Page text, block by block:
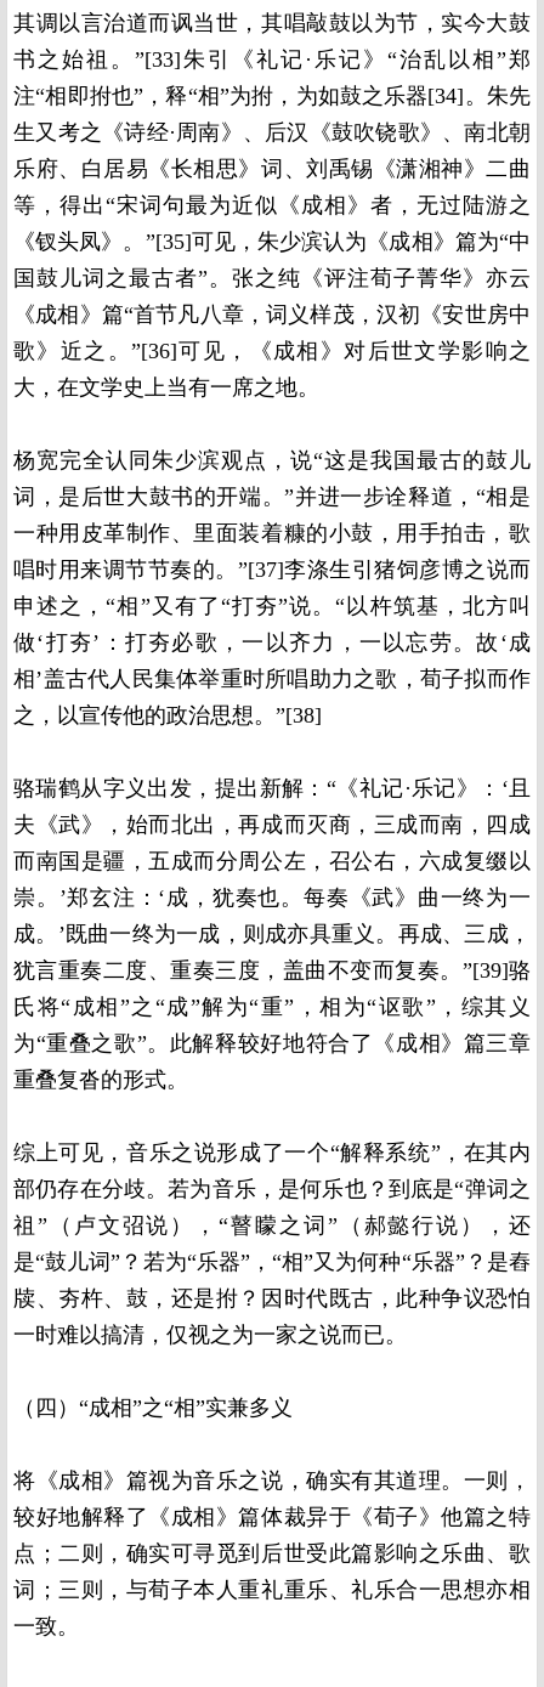
其调以言治道而讽当世，其唱敲鼓以为节，实今大鼓
书之始祖。”[33]朱引《礼记·乐记》“治乱以相”郑
注“相即拊也”，释“相”为拊，为如鼓之乐器[34]。朱先
生又考之《诗经·周南》、后汉《鼓吹铙歌》、南北朝
乐府、白居易《长相思》词、刘禹锡《潇湘神》二曲
等，得出“宋词句最为近似《成相》者，无过陆游之
《钗头凤》。”[35]可见，朱少滨认为《成相》篇为“中
国鼓儿词之最古者”。张之纯《评注荀子菁华》亦云
《成相》篇“首节凡八章，词义样茂，汉初《安世房中
歌》近之。”[36]可见，《成相》对后世文学影响之
大，在文学史上当有一席之地。
杨宽完全认同朱少滨观点，说“这是我国最古的鼓儿
词，是后世大鼓书的开端。”并进一步诠释道，“相是
一种用皮革制作、里面装着糠的小鼓，用手拍击，歌
唱时用来调节节奏的。”[37]李涤生引猪饲彦博之说而
申述之，“相”又有了“打夯”说。“以杵筑基，北方叫
做‘打夯’：打夯必歌，一以齐力，一以忘劳。故‘成
相’盖古代人民集体举重时所唱助力之歌，荀子拟而作
之，以宣传他的政治思想。”[38]
骆瑞鹤从字义出发，提出新解：“《礼记·乐记》：‘且
夫《武》，始而北出，再成而灭商，三成而南，四成
而南国是疆，五成而分周公左，召公右，六成复缀以
崇。’郑玄注：‘成，犹奏也。每奏《武》曲一终为一
成。’既曲一终为一成，则成亦具重义。再成、三成，
犹言重奏二度、重奏三度，盖曲不变而复奏。”[39]骆
氏将“成相”之“成”解为“重”，相为“讴歌”，综其义
为“重叠之歌”。此解释较好地符合了《成相》篇三章
重叠复沓的形式。
综上可见，音乐之说形成了一个“解释系统”，在其内
部仍存在分歧。若为音乐，是何乐也？到底是“弹词之
祖”（卢文弨说），“瞽矇之词”（郝懿行说），还
是“鼓儿词”？若为“乐器”，“相”又为何种“乐器”？是舂
牍、夯杵、鼓，还是拊？因时代既古，此种争议恐怕
一时难以搞清，仅视之为一家之说而已。
（四）“成相”之“相”实兼多义
将《成相》篇视为音乐之说，确实有其道理。一则，
较好地解释了《成相》篇体裁异于《荀子》他篇之特
点；二则，确实可寻觅到后世受此篇影响之乐曲、歌
词；三则，与荀子本人重礼重乐、礼乐合一思想亦相
一致。